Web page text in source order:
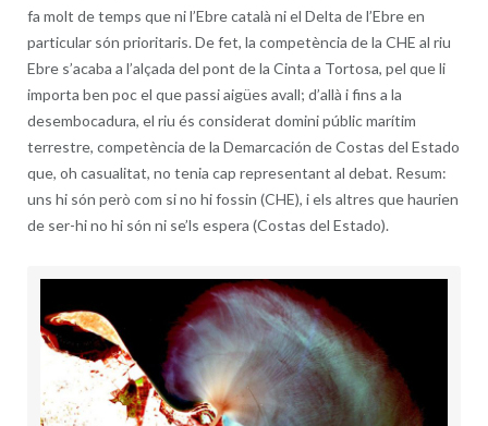
fa molt de temps que ni l’Ebre català ni el Delta de l’Ebre en
particular són prioritaris. De fet, la competència de la CHE al riu
Ebre s’acaba a l’alçada del pont de la Cinta a Tortosa, pel que li
importa ben poc el que passi aigües avall; d’allà i fins a la
desembocadura, el riu és considerat domini públic marítim
terrestre, competència de la Demarcación de Costas del Estado
que, oh casualitat, no tenia cap representant al debat. Resum:
uns hi són però com si no hi fossin (CHE), i els altres que haurien
de ser-hi no hi són ni se’ls espera (Costas del Estado).